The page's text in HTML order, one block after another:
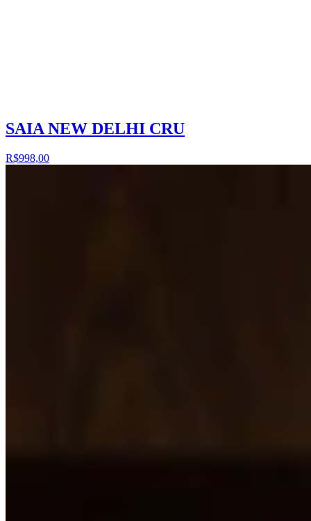
SAIA NEW DELHI CRU
R$998,00